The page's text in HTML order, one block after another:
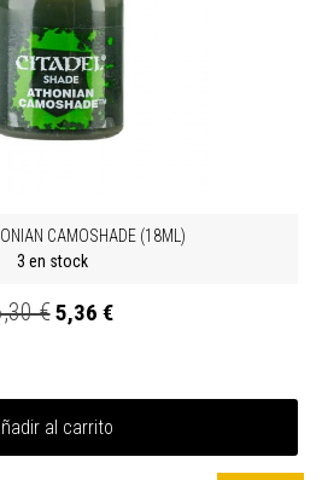
CAMOSHADE (18ML)
3 en stock
€5,36 €
al carrito